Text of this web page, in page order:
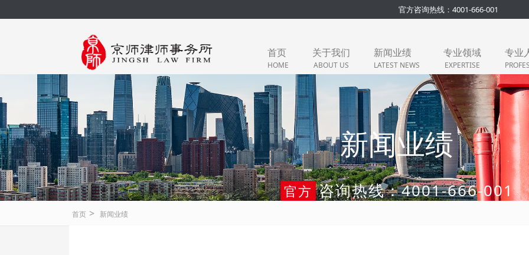
官方咨询热线：4001-666-001
首页
HOME
关于我们
ABOUT US
新闻业绩
LATEST NEWS
专业领域
EXPERTISE
专业
新闻业绩
官方 咨询热线：4001-666-001
首页 > 新闻业绩